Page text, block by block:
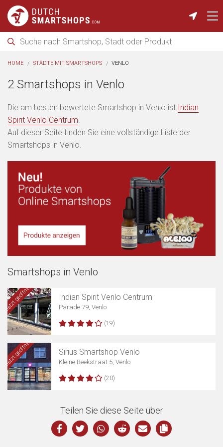
Karte anzeigen
HOME STÄDTE MIT SMARTSHOPS VENLO
2 Smartshops in Venlo
Die am besten bewertete Smartshop in Venlo ist Indian
Spirit Venlo Centrum.
Auf dieser Seite finden Sie eine vollständige Liste der
Smartshops in Venlo.
Smartshops in Venlo
Jetzt geöffnet Indian Spirit Venlo Centrum
Parade 79, Venlo
(19)
Jetzt geöffnet Sirius Smartshop Venlo
Kleine Beekstraat 5, Venlo
(20)
Teilen Sie diese Seite über